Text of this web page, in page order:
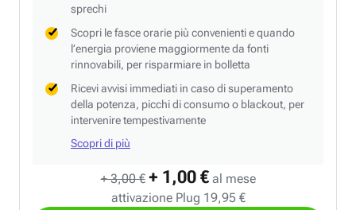
+ 3,00 € + 1,00 € al mese
attivazione Plug 19,95 €
sprechi
Scopri le fasce orarie più convenienti e quando
l’energia proviene maggiormente da fonti
rinnovabili, per risparmiare in bolletta
Ricevi avvisi immediati in caso di superamento
della potenza, picchi di consumo o blackout, per
intervenire tempestivamente
Scopri di più